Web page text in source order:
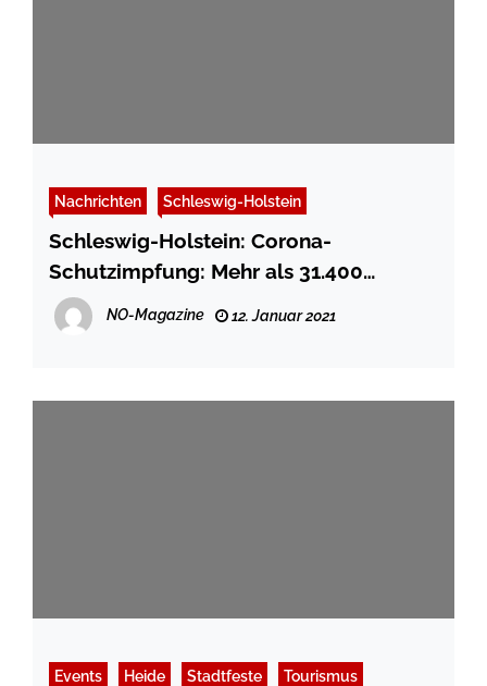
Nachrichten Schleswig-Holstein
Schleswig-Holstein: Corona-
Schutzimpfung: Mehr als 31.400
Personen geimpft
NO-Magazine 12. Januar 2021
Events Heide Stadtfeste Tourismus